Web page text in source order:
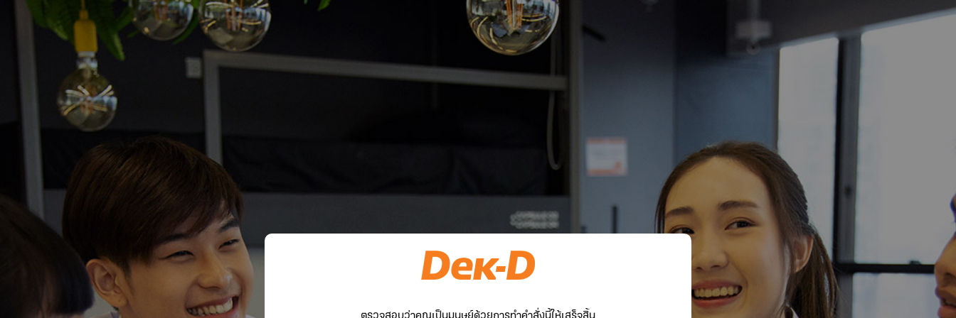
ตรวจสอบว่าคุณเป็นมนุษย์ด้วยการทำคำสั่งนี้ให้เสร็จสิ้น